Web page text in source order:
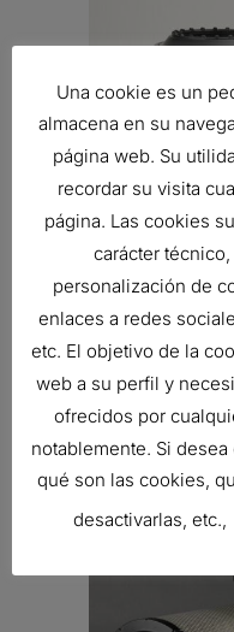
FILTRO
Ref:X770917
Una cookie es un
almacena en su
página web. Su
recordar su visita
página. Las cookies
carácter
personalización de
enlaces a redes
etc. El objetivo de la
web a su perfil y
ofrecidos por
notablemente. Si
qué son las cookies,
desactivarlas, etc.,